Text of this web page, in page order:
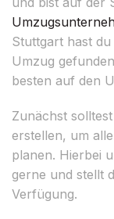
Stuttgart hast
Umzug
besten auf den
Zunächst
erstellen, um
planen. Hierbei
gerne und stellt
Verfügung.